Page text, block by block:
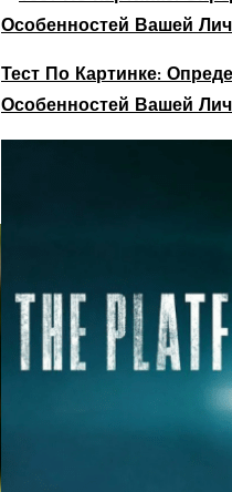
Тест По Картинке:
Особенностей Вашей